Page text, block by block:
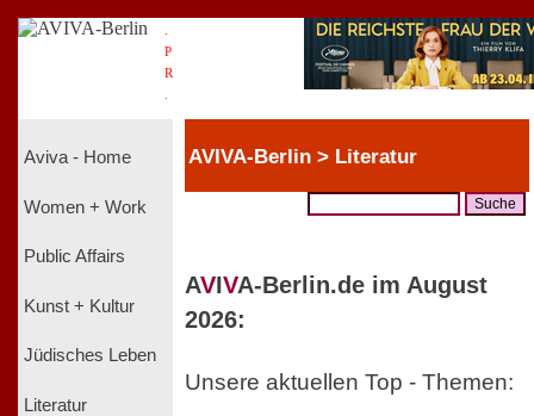
P
R
Aviva - Home
Women + Work
Public Affairs
Kunst + Kultur
Jüdisches Leben
Literatur
AVIVA-Berlin > Literatur
AVIVA-Berlin.de im August
2026:
Unsere aktuellen Top - Themen: